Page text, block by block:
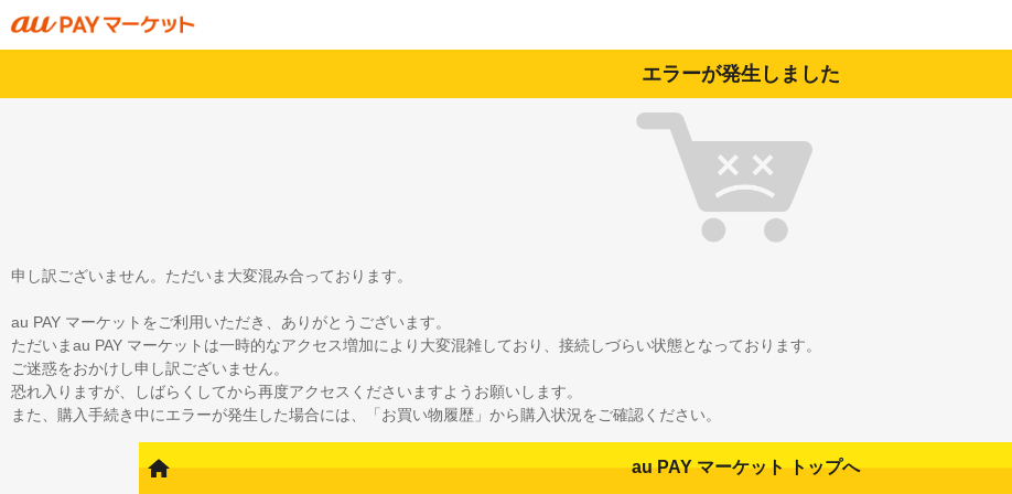
エラーが発生しました
申し訳ございません。ただいま大変混み合っております。
au PAY マーケットをご利用いただき、ありがとうございます。
ただいまau PAY マーケットは一時的なアクセス増加により大変混雑しており、接続しづらい状態となっております。
ご迷惑をおかけし申し訳ございません。
恐れ入りますが、しばらくしてから再度アクセスくださいますようお願いします。
また、購入手続き中にエラーが発生した場合には、「お買い物履歴」から購入状況をご確認ください。
au PAY マーケット トップへ